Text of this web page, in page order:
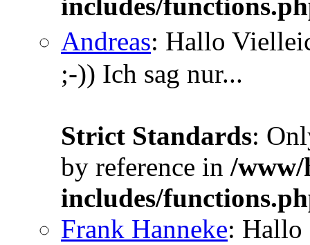
Andreas: Hallo
;-)) Ich sag nur...
Strict Standards:
by reference in /www/
includes/
Frank Hanneke: Hallo